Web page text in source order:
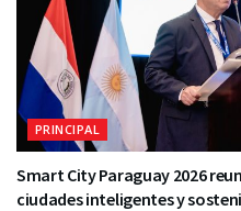
PRINCIPAL
Smart City Paraguay 2026
ciudades inteligentes y